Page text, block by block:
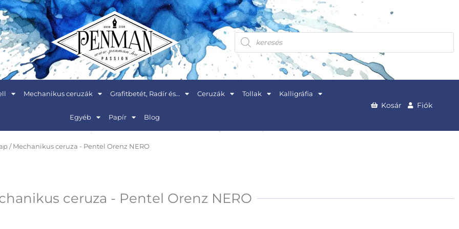
Products
search
Mechanikus ceruzák Grafitbetét, Radír és… Ceruzák Tollak Kalligráfia
Egyéb Papír Blog
Kosár Fiók
/ Mechanikus ceruza - Pentel Orenz NERO
ceruza - Pentel Orenz NERO